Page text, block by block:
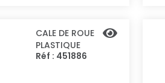
CALE DE ROUE
PLASTIQUE
Réf : 451886